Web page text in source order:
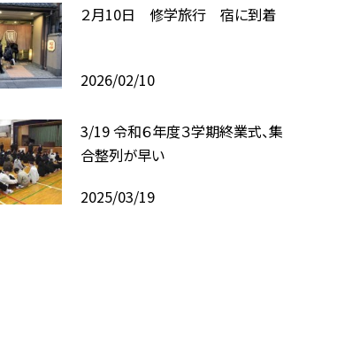
２月10日 修学旅行 宿に到着
2026/02/10
3/19 令和６年度３学期終業式、集
合整列が早い
2025/03/19